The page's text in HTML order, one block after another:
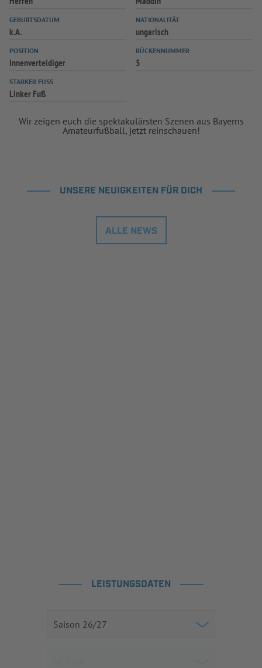
SPIELPLUS
GEBURTSDATUM
k.A.
NATIONALITÄT
ungarisch
POSITION
Innenverteidiger
RÜCKENNUMMER
5
STARKER FUSS
Linker Fuß
Wir zeigen euch die spektakulärsten Szenen aus Bayerns
Amateurfußball, jetzt reinschauen!
UNSERE NEUIGKEITEN FÜR DICH
ALLE NEWS
LEISTUNGSDATEN